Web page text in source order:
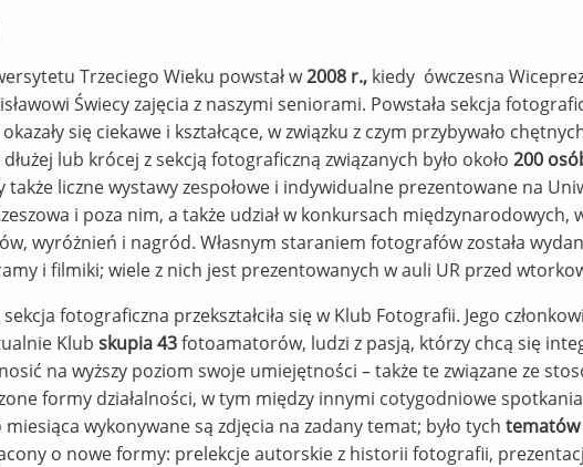
Trzeciego Wieku powstał w2008 r., kiedy ówczesna
Świecy zajęcia z naszymi seniorami. Powstała sekcja
się ciekawe i kształcące, w związku z czym przybywało
dłużej lub krócej z sekcją fotograficzną związanych było około 200
także liczne wystawy zespołowe i indywidualne prezentowane na
i poza nim, a także udział w konkursach międzynarodowych,
wyróżnień i nagród. Własnym staraniem fotografów została
i filmiki; wiele z nich jest prezentowanych w auli UR przed
fotograficzna przekształciła się w Klub Fotografii. Jego
Klub skupia43fotoamatorów, ludzi z pasją, którzy chcą się
na wyższy poziom swoje umiejętności – także te związane ze
formy działalności, w tym między innymi cotygodniowe
wykonywane są zdjęcia na zadany temat; było tych tematów
o nowe formy: prelekcje autorskie z historii fotografii,